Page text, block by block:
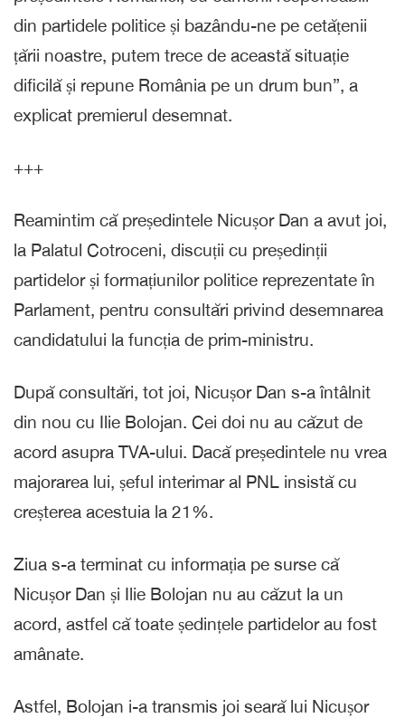
din partidele politice și bazându-ne pe cetățenii
țării noastre, putem trece de această situație
dificilă și repune România pe un drum bun”, a
explicat premierul desemnat.
+++
Reamintim că președintele Nicușor Dan a avut joi,
la Palatul Cotroceni, discuții cu președinții
partidelor și formațiunilor politice reprezentate în
Parlament, pentru consultări privind desemnarea
candidatului la funcția de prim-ministru.
După consultări, tot joi, Nicușor Dan s-a întâlnit
din nou cu Ilie Bolojan. Cei doi nu au căzut de
acord asupra TVA-ului. Dacă președintele nu vrea
majorarea lui, șeful interimar al PNL insistă cu
creșterea acestuia la 21%.
Ziua s-a terminat cu informația pe surse că
Nicușor Dan și Ilie Bolojan nu au căzut la un
acord, astfel că toate ședințele partidelor au fost
amânate.
Astfel, Bolojan i-a transmis joi seară lui Nicușor